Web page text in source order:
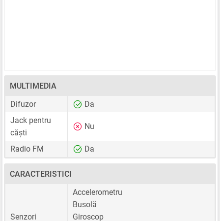
MULTIMEDIA
Difuzor
Da
Jack pentru
căști
Nu
Radio FM Da
CARACTERISTICI
Senzori
Accelerometru
Busolă
Giroscop